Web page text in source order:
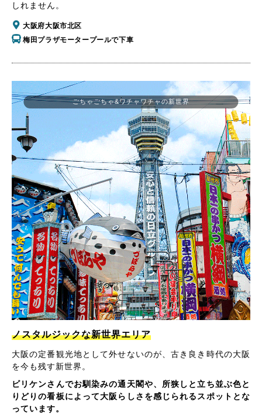
しれません。
大阪府大阪市北区
梅田プラザモータープールで下車
ごちゃごちゃ&ワチャワチャの新世界
ノスタルジックな新世界エリア
大阪の定番観光地として外せないのが、古き良き時代の大阪
を今も残す新世界。
ビリケンさんでお馴染みの通天閣や、所狭しと立ち並ぶ色と
りどりの看板によって大阪らしさを感じられるスポットとな
っています。